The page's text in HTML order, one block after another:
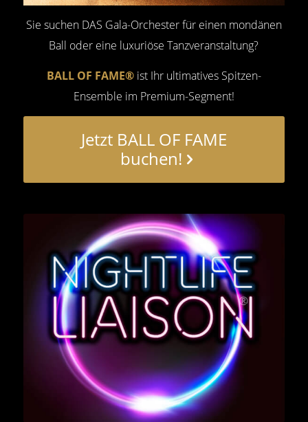
Sie suchen DAS Gala-Orchester für einen mondänen
Ball oder eine luxuriöse Tanzveranstaltung?
BALL OF FAME®ist Ihr ultimatives Spitzen-
Ensemble im Premium-Segment!
Jetzt BALL OF FAME
buchen!